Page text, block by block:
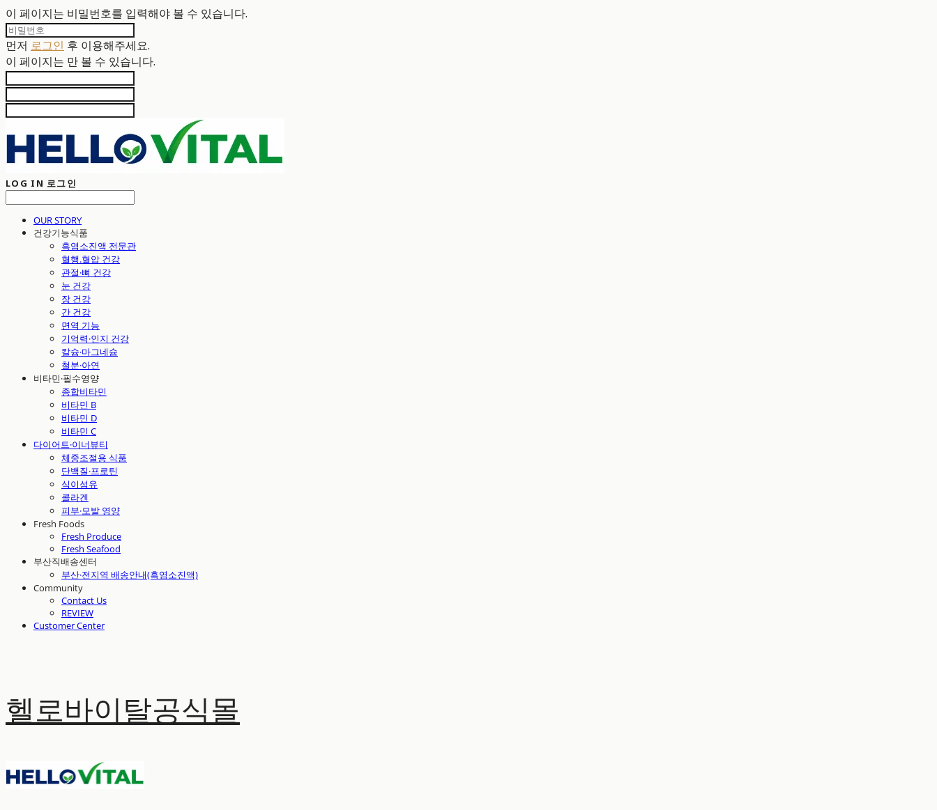
이 페이지는 비밀번호를 입력해야 볼 수 있습니다.
먼저 로그인 후 이용해주세요.
이 페이지는 만 볼 수 있습니다.
LOG IN 로그인
OUR STORY
건강기능식품
흑염소진액 전문관
혈행.혈압 건강
관절·뼈 건강
눈 건강
장 건강
간 건강
면역 기능
기억력·인지 건강
칼슘·마그네슘
철분·아연
비타민·필수영양
종합비타민
비타민 B
비타민 D
비타민 C
다이어트·이너뷰티
체중조절용 식품
단백질·프로틴
식이섬유
콜라겐
피부·모발 영양
Fresh Foods
Fresh Produce
Fresh Seafood
부산직배송센터
부산·전지역 배송안내(흑염소진액)
Community
Contact Us
REVIEW
Customer Center
헬로바이탈공식몰